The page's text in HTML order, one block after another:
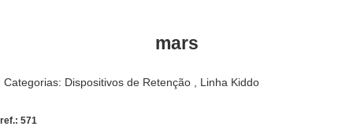
mars
Categorias: Dispositivos de Retenção Linha Kiddo
ref.: 571